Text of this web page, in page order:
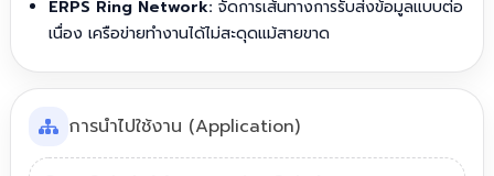
ERPS Ring Network: จัดการเส้นทางการรับส่งข้อมูลแบบต่อ
เนื่อง เครือข่ายทำงานได้ไม่สะดุดแม้สายขาด
การนำไปใช้งาน (Application)